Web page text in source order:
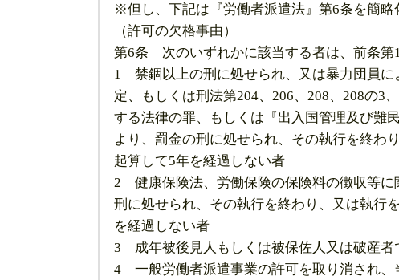
※但し、下記は『労働者派遣法』第6条を簡略
（許可の欠格事由）
第6条 次のいずれかに該当する者は、前条第
1 禁錮以上の刑に処せられ、又は暴力団員に
定、もしくは刑法第204、206、208、208の3
する法律の罪、もしくは『出入国管理及び難
より、罰金の刑に処せられ、その執行を終わ
起算して5年を経過しない者
2 健康保険法、労働保険の保険料の徴収等に
刑に処せられ、その執行を終わり、又は執行
を経過しない者
3 成年被後見人もしくは被保佐人又は破産者
4 一般労働者派遣事業の許可を取り消され、